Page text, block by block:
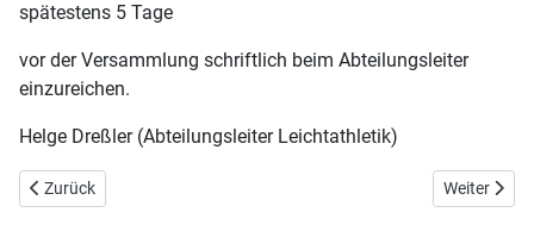
spätestens 5 Tage
vor der Versammlung schriftlich beim Abteilungsleiter
einzureichen.
Helge Dreßler (Abteilungsleiter Leichtathletik)
Vorheriger Beitrag: 29. Oktober 2016 Crosslauf in Flachslanden
Zurück Nächster
Weiter